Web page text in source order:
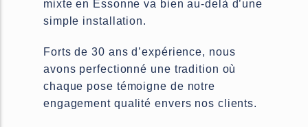
mixte en Essonne va bien au-delà d’une
simple installation.
Forts de 30 ans d’expérience, nous
avons perfectionné une tradition où
chaque pose témoigne de notre
engagement qualité envers nos clients.